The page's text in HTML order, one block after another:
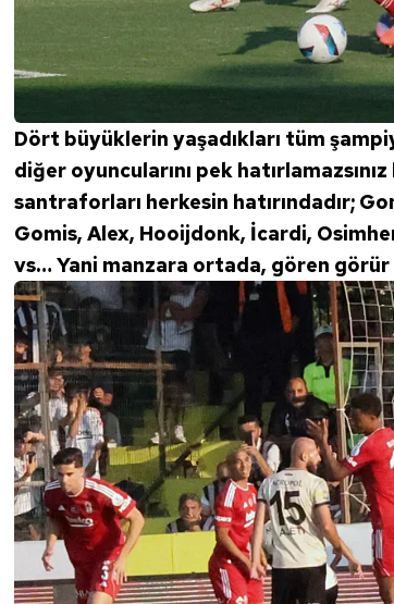
Dört büyüklerin yaşadıkları tüm
diğer oyuncularını pek
santraforları herkesin hatırındadır;
Gomis, Alex, Hooijdonk, İcardi,
vs… Yani manzara ortada, gören